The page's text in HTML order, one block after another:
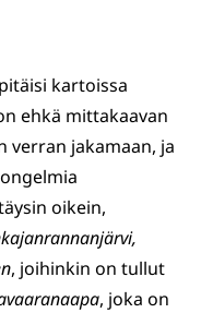
kartoissa
ehkä mittakaavan
verran jakamaan, ja
oikein,
, joihinkin on tullut
, joka on